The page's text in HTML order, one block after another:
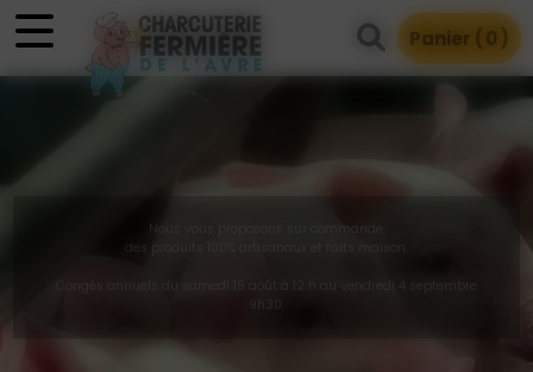
Panneau de gestion des cookies
Panier ( 0 )
Nous vous proposons sur commande,
des produits 100% artisanaux et faits maison.